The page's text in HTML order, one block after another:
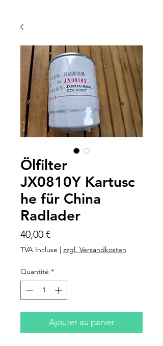
Ölfilter
JX0810Y Kartusc
he für China
Radlader
40,00 €Prix
TVA Incluse | zzgl. Versandkosten
Quantité *
Ajouter au panier